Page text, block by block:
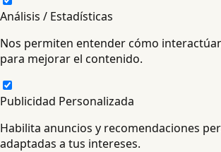
Análisis / Estadísticas
Nos permiten entender cómo
para mejorar el contenido.
Publicidad Personalizada
Habilita anuncios y recomendaciones
adaptadas a tus intereses.